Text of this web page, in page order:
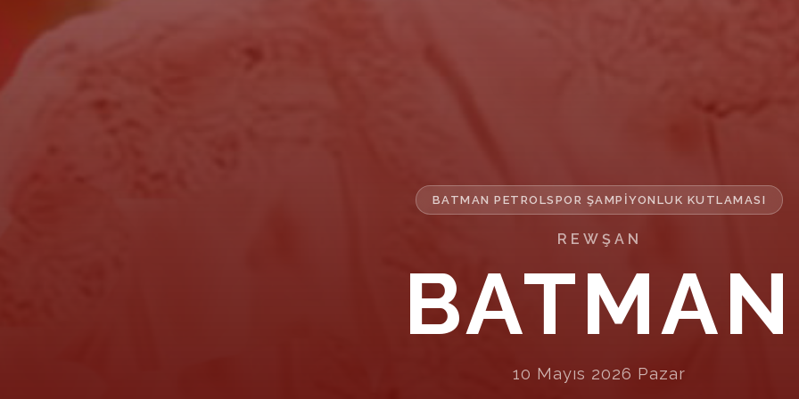
BATMAN PETROLSPOR ŞAMPIYONLUK KUTLAMASI
REWŞAN
REWŞAN
BATMAN
10 Mayıs 2026 Pazar